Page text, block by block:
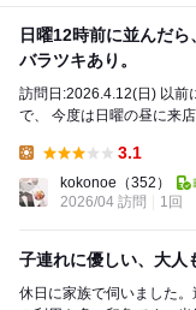
日曜12時前に並んだ
バラツキあり。
訪問日:2026.4.12(日) 以前に一度、平日の夜に来店したことがあったの
で、 今度は日曜の昼に来店しました。 昼前に並んで10〜30分という口コ
3.1
kokonoe （352）
2026/04 訪問
1回
子連れに優しい、大人
休日に家族で伺いました